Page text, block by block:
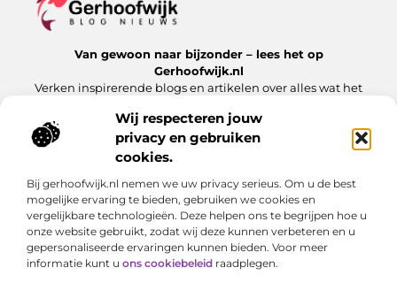
Wij respecteren jouw
privacy en gebruiken
cookies.
Bij gerhoofwijk.nl nemen we uw privacy serieus. Om u de best
mogelijke ervaring te bieden, gebruiken we cookies en
vergelijkbare technologieën. Deze helpen ons te begrijpen hoe u
onze website gebruikt, zodat wij deze kunnen verbeteren en u
gepersonaliseerde ervaringen kunnen bieden. Voor meer
informatie kunt u ons cookiebeleid raadplegen.
Van gewoon naar bijzonder – lees het op
Gerhoofwijk.nl
Verken inspirerende blogs en artikelen over alles wat het
Bericht categorie
Onze informatie